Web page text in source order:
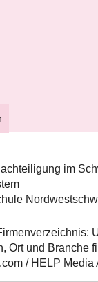
im
Ort und Branche
/ HELP Media